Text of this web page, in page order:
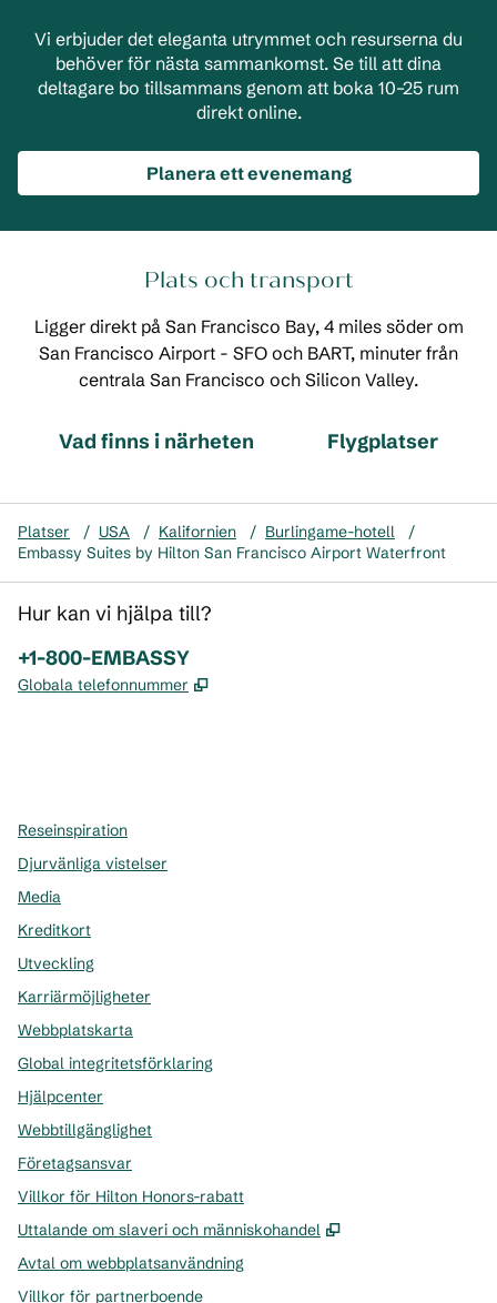
Vi erbjuder det eleganta utrymmet och resurserna du
behöver för nästa sammankomst. Se till att dina
deltagare bo tillsammans genom att boka 10–25 rum
direkt online.
Planera ett evenemang
Plats och transport
Ligger direkt på San Francisco Bay, 4 miles söder om
San Francisco Airport - SFO och BART, minuter från
centrala San Francisco och Silicon Valley.
Vad finns i närheten Flygplatser
Platser / USA / Kalifornien / Burlingame-hotell
/
Embassy Suites by Hilton San Francisco Airport Waterfront
Hur kan vi hjälpa till?
Telefon:
+1-800-EMBASSY
Globala telefonnummer ,
Reseinspiration
Djurvänliga vistelser
Media
Kreditkort
Utveckling
Karriärmöjligheter
Webbplatskarta
Global integritetsförklaring
Hjälpcenter
Webbtillgänglighet
Företagsansvar
Villkor för Hilton Honors-rabatt
Uttalande om slaveri och människohandel
,
Avtal om webbplatsanvändning
Villkor för partnerboende